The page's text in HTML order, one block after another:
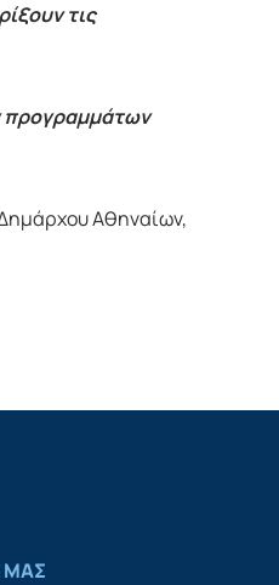
τις
προγραμμάτων
Αθηναίων,
ΜΑΣ